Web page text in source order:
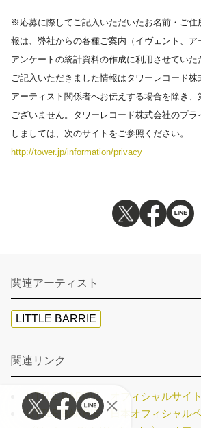
※応募に際してご記入いただいたお名前・ご住
報は、弊社からの各種ご案内（イヴェント、ア
アンケートの統計資料の作成に利用させていた
ご記入いただきました情報はタワーレコード株
アーティスト関係者へお伝えする場合を除き
ございません。タワーレコード株式会社のプ
しましては、次のサイトをご参照ください。
http://tower.jp/information/privacy
関連アーティスト
LITTLE BARRIE
関連リンク
LITTLE BARRIE オフィシャルサイト
LITTLE BARRIE 日本オフィシャル